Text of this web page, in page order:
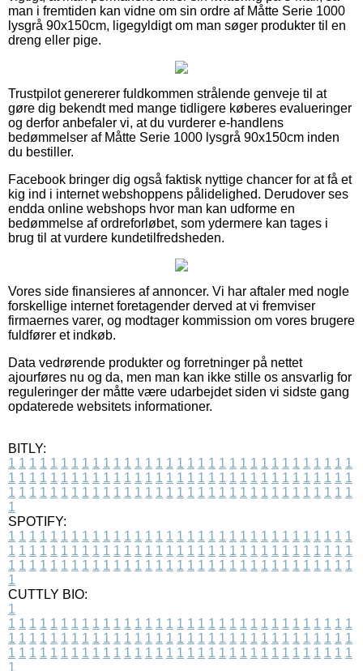
man i fremtiden kan vidne om sin ordre af Måtte Serie 1000
lysgrå 90x150cm, ligegyldigt om man søger produkter til en
dreng eller pige.
Trustpilot genererer fuldkommen strålende genveje til at
gøre dig bekendt med mange tidligere køberes evalueringer
og derfor anbefaler vi, at du vurderer e-handlens
bedømmelser af Måtte Serie 1000 lysgrå 90x150cm inden
du bestiller.
Facebook bringer dig også faktisk nyttige chancer for at få et
kig ind i internet webshoppens pålidelighed. Derudover ses
endda online webshops hvor man kan udforme en
bedømmelse af ordreforløbet, som ydermere kan tages i
brug til at vurdere kundetilfredsheden.
Vores side finansieres af annoncer. Vi har aftaler med nogle
forskellige internet foretagender derved at vi fremviser
firmaernes varer, og modtager kommission om vores brugere
fuldfører et indkøb.
Data vedrørende produkter og forretninger på nettet
ajourføres nu og da, men man kan ikke stille os ansvarlig for
reguleringer der måtte være udarbejdet siden vi sidste gang
opdaterede websitets informationer.
BITLY:
1 1 1 1 1 1 1 1 1 1 1 1 1 1 1 1 1 1 1 1 1 1 1 1 1 1 1 1 1 1 1 1 1
1 1 1 1 1 1 1 1 1 1 1 1 1 1 1 1 1 1 1 1 1 1 1 1 1 1 1 1 1 1 1 1 1
1 1 1 1 1 1 1 1 1 1 1 1 1 1 1 1 1 1 1 1 1 1 1 1 1 1 1 1 1 1 1 1 1
1
SPOTIFY:
1 1 1 1 1 1 1 1 1 1 1 1 1 1 1 1 1 1 1 1 1 1 1 1 1 1 1 1 1 1 1 1 1
1 1 1 1 1 1 1 1 1 1 1 1 1 1 1 1 1 1 1 1 1 1 1 1 1 1 1 1 1 1 1 1 1
1 1 1 1 1 1 1 1 1 1 1 1 1 1 1 1 1 1 1 1 1 1 1 1 1 1 1 1 1 1 1 1 1
1
CUTTLY BIO:
1
1 1 1 1 1 1 1 1 1 1 1 1 1 1 1 1 1 1 1 1 1 1 1 1 1 1 1 1 1 1 1 1 1
1 1 1 1 1 1 1 1 1 1 1 1 1 1 1 1 1 1 1 1 1 1 1 1 1 1 1 1 1 1 1 1 1
1 1 1 1 1 1 1 1 1 1 1 1 1 1 1 1 1 1 1 1 1 1 1 1 1 1 1 1 1 1 1 1 1
1